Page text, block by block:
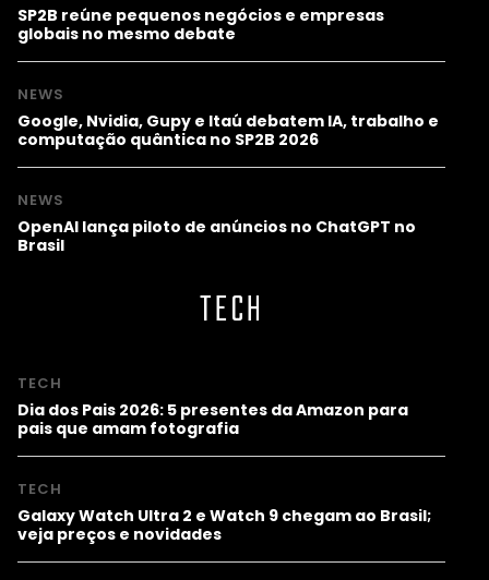
SP2B reúne pequenos negócios e empresas
globais no mesmo debate
NEWS
Google, Nvidia, Gupy e Itaú debatem IA, trabalho e
computação quântica no SP2B 2026
NEWS
OpenAI lança piloto de anúncios no ChatGPT no
Brasil
TECH
TECH
Dia dos Pais 2026: 5 presentes da Amazon para
pais que amam fotografia
TECH
Galaxy Watch Ultra 2 e Watch 9 chegam ao Brasil;
veja preços e novidades